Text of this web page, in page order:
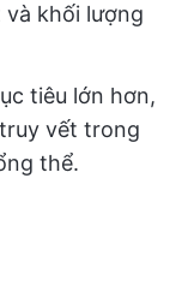
khối lượng
tiêu lớn hơn,
vết trong
thể.